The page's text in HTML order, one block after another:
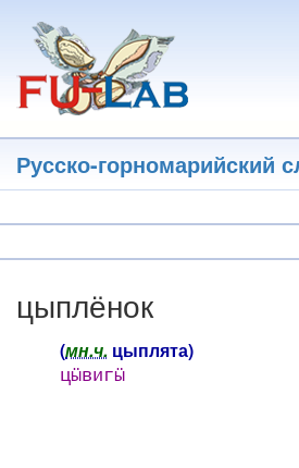
основному
содержанию
Русско-горномарийский
цыплёнок
(мн.ч. цыплята)
цӹвигӹ